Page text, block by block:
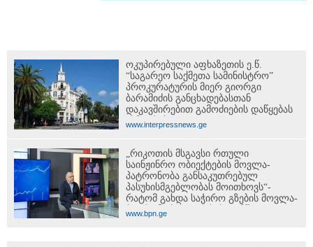
ოკუპირებული აფხაზეთის ე.წ.
“საგარეო საქმეთა სამინისტრო”
პროკურატურის მიერ გიორგი
ბარამიძის განცხადებასთან
დაკავშირებით გამოძიების დაწყებას
ეხმაურება
www.interpressnews.ge
„რიკოთის მსგავსი რთული
საინჟინრო ობიექტების მოვლა-
პატრონობა განსაკუთრებულ
პასუხისმგებლობას მოითხოვს“-
რატომ გახდა საჭირო გზების მოვლა-
პატრონობისთვის სახელმწიფო
კომპანიის შექმნა
www.bpn.ge